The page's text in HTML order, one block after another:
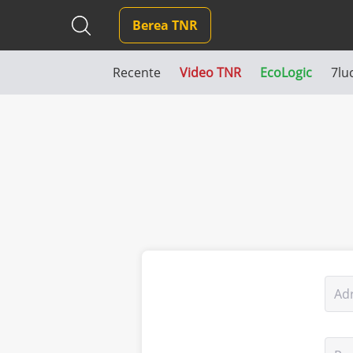
Berea TNR
Recente Video TNR EcoLogic